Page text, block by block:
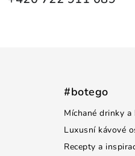
#botego
Míchané drinky
Luxusní kávové
Recepty a